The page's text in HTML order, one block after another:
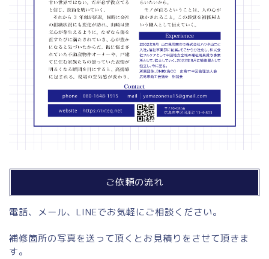
ご依頼の流れ
電話、メール、LINEでお気軽にご相談ください。
補修箇所の写真を送って頂くとお見積りをさせて頂きま
す。